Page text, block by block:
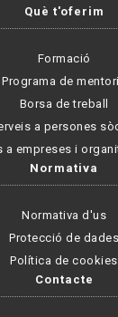
Què t'oferim
Formació
Programa de
Borsa de treball
a persones
a empreses i
Normativa
Normativa d'us
Protecció de dades
Política de cookies
Contacte